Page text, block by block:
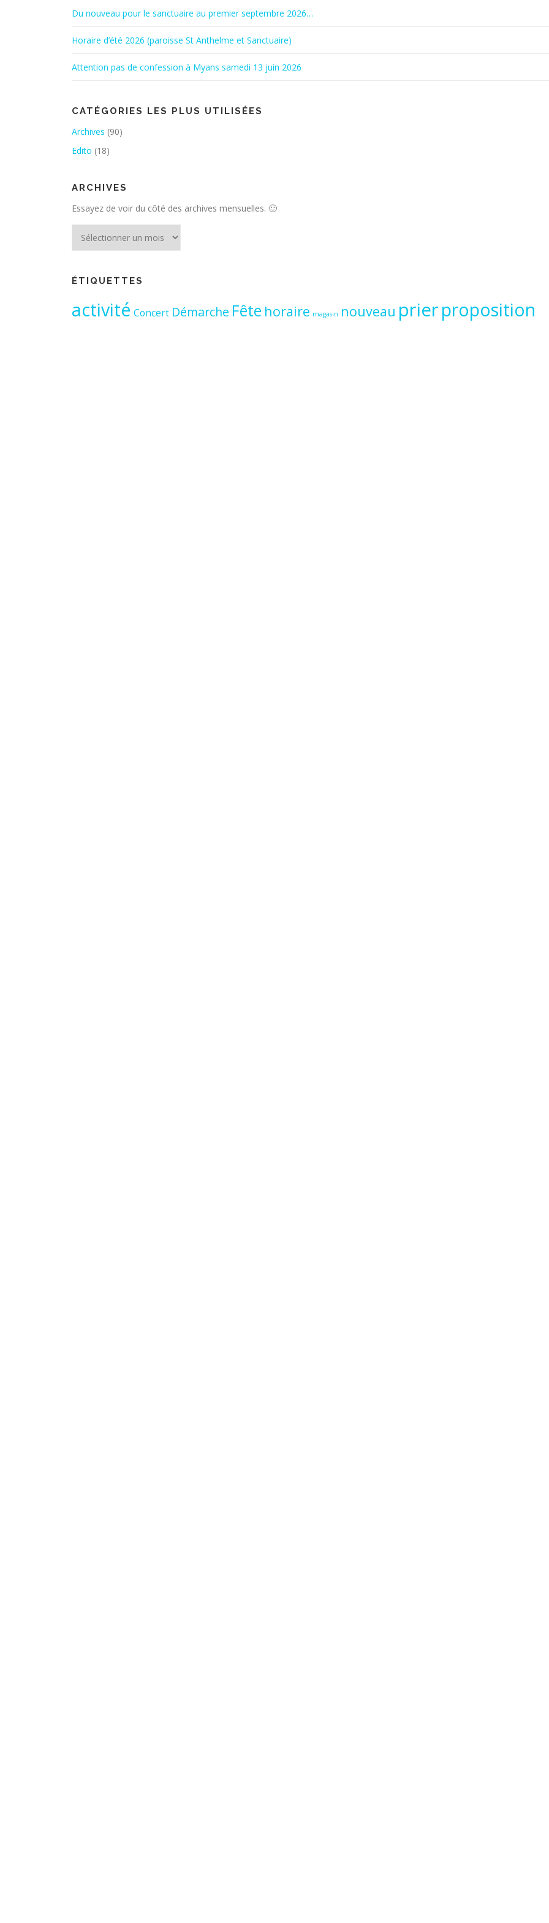
Du nouveau pour le sanctuaire au premier septembre 2026…
Horaire d’été 2026 (paroisse St Anthelme et Sanctuaire)
Attention pas de confession à Myans samedi 13 juin 2026
CATÉGORIES LES PLUS UTILISÉES
Archives (90)
Edito (18)
ARCHIVES
Essayez de voir du côté des archives mensuelles. 🙂
Archives
ÉTIQUETTES
activité Concert Démarche Fête horaire magasin nouveau prierproposition